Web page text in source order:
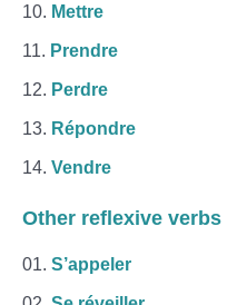
Mettre
Prendre
Perdre
Répondre
Vendre
Other reflexive verbs
S’appeler